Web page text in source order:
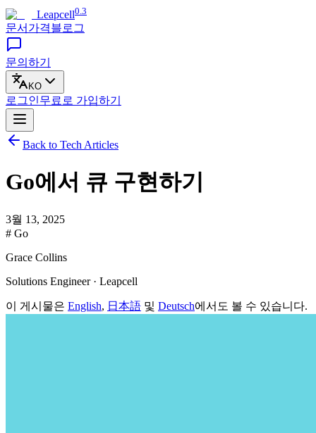
Leapcell0.3
문서 가격블로그
문의하기
KO
로그인무료로 가입하기
Back to Tech Articles
Go에서 큐 구현하기
3월 13, 2025
# Go
Grace Collins
Solutions Engineer · Leapcell
이 게시물은 English, 日本語 및 Deutsch에서도 볼 수 있습니다.